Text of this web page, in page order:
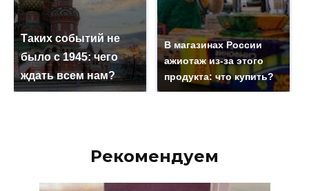
Таких событий не
было с 1945: чего
ждать всем нам?
В магазинах России
ажиотаж из-за этого
продукта: что купить?
Рекомендуем